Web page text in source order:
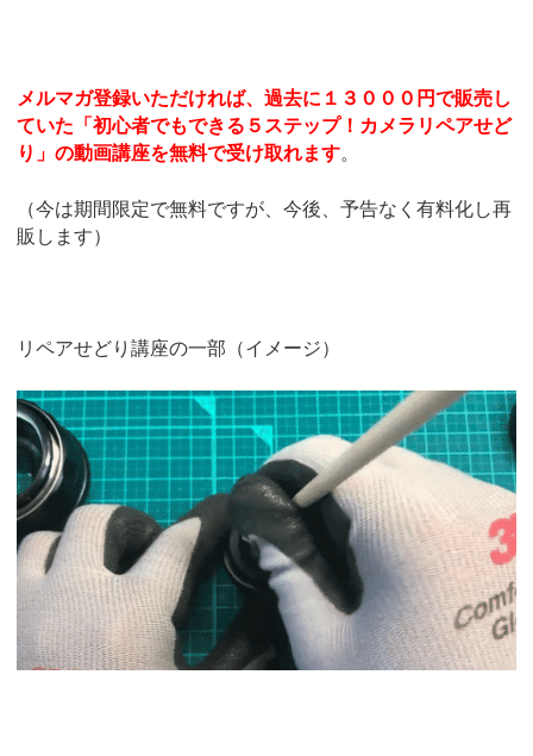
メルマガ登録いただければ、過去に１３０００円で販売し
ていた「初心者でもできる５ステップ！カメラリペアせど
り」の動画講座を無料で受け取れます。
（今は期間限定で無料ですが、今後、予告なく有料化し再
販します）
リペアせどり講座の一部（イメージ）